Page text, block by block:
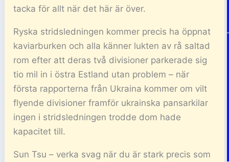
tacka för allt när det här är över.
Ryska stridsledningen kommer precis ha öppnat
kaviarburken och alla känner lukten av rå saltad
rom efter att deras två divisioner parkerade sig
tio mil in i östra Estland utan problem – när
första rapporterna från Ukraina kommer om vilt
flyende divisioner framför ukrainska pansarkilar
ingen i stridsledningen trodde dom hade
kapacitet till.
Sun Tsu – verka svag när du är stark precis som